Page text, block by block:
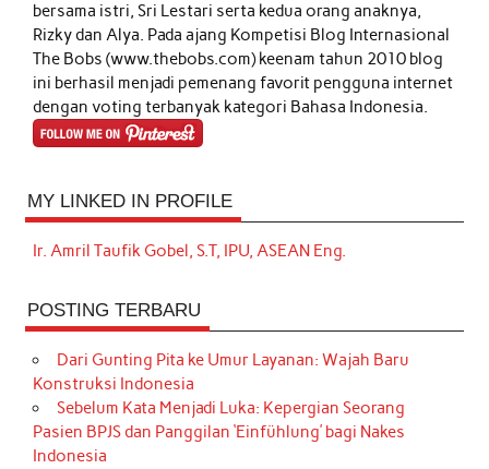
bersama istri, Sri Lestari serta kedua orang anaknya,
Rizky dan Alya. Pada ajang Kompetisi Blog Internasional
The Bobs (www.thebobs.com) keenam tahun 2010 blog
ini berhasil menjadi pemenang favorit pengguna internet
dengan voting terbanyak kategori Bahasa Indonesia.
MY LINKED IN PROFILE
Ir. Amril Taufik Gobel, S.T, IPU, ASEAN Eng.
POSTING TERBARU
Dari Gunting Pita ke Umur Layanan: Wajah Baru
Konstruksi Indonesia
Sebelum Kata Menjadi Luka: Kepergian Seorang
Pasien BPJS dan Panggilan ‘Einfühlung’ bagi Nakes
Indonesia